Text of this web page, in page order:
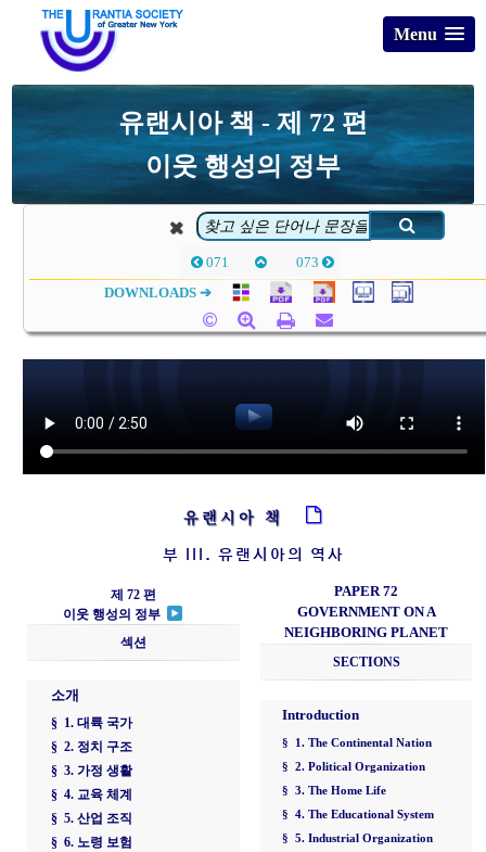
Menu
유랜시아 책 - 제 72 편
이웃 행성의 정부
071 073
DOWNLOADS ➔
유랜시아 책
부 III. 유랜시아의 역사
제 72 편
이웃 행성의 정부
섹션
소개
§ 1. 대륙 국가
§ 2. 정치 구조
§ 3. 가정 생활
§ 4. 교육 체계
§ 5. 산업 조직
§ 6. 노령 보험
PAPER 72
GOVERNMENT ON A
NEIGHBORING PLANET
SECTIONS
Introduction
§ 1. The Continental Nation
§ 2. Political Organization
§ 3. The Home Life
§ 4. The Educational System
§ 5. Industrial Organization